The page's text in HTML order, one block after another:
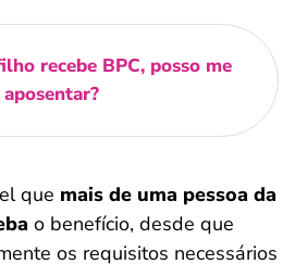
recebe BPC, posso me
aposentar?
que mais de uma pessoa da
o benefício, desde que
os requisitos necessários